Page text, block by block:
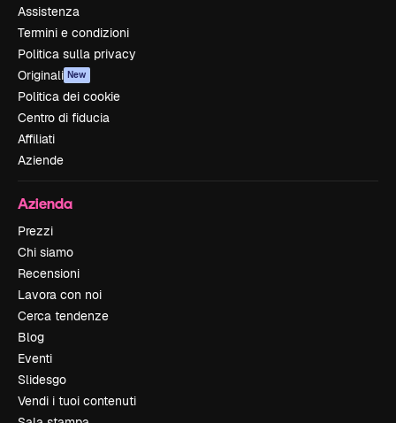
Assistenza
Termini e condizioni
Politica sulla privacy
Originali New
Politica dei cookie
Centro di fiducia
Affiliati
Aziende
Azienda
Prezzi
Chi siamo
Recensioni
Lavora con noi
Cerca tendenze
Blog
Eventi
Slidesgo
Vendi i tuoi contenuti